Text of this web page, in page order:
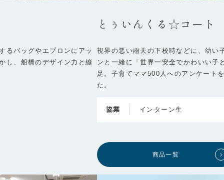
るバッグやエプロンにアッ
し、船橋のデザイン力と縫
とぅいんくる☆コート
視界の悪い雨天の下校時などに、幼い
ンと一緒に「世界一安全でかわいい
足。子育てママ500人へのアンケート
た。
協業 インターン生
商品一覧